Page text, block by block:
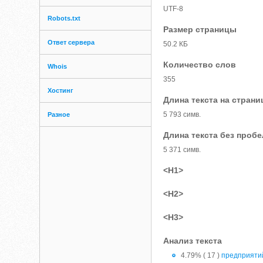
Robots.txt
Ответ сервера
Whois
Хостинг
Разное
UTF-8
Размер страницы
50.2 КБ
Количество слов
355
Длина текста на
5 793 симв.
Длина текста без
5 371 симв.
<H1>
<H2>
<H3>
Анализ текста
4.79% ( 17 )